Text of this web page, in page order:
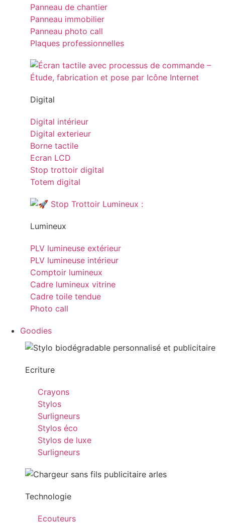
Panneau de chantier
Panneau immobilier
Panneau photo call
Plaques professionnelles
Digital
Digital intérieur
Digital exterieur
Borne tactile
Ecran LCD
Stop trottoir digital
Totem digital
Lumineux
PLV lumineuse extérieur
PLV lumineuse intérieur
Comptoir lumineux
Cadre lumineux vitrine
Cadre toile tendue
Photo call
Goodies
Ecriture
Crayons
Stylos
Surligneurs
Stylos éco
Stylos de luxe
Surligneurs
Technologie
Ecouteurs